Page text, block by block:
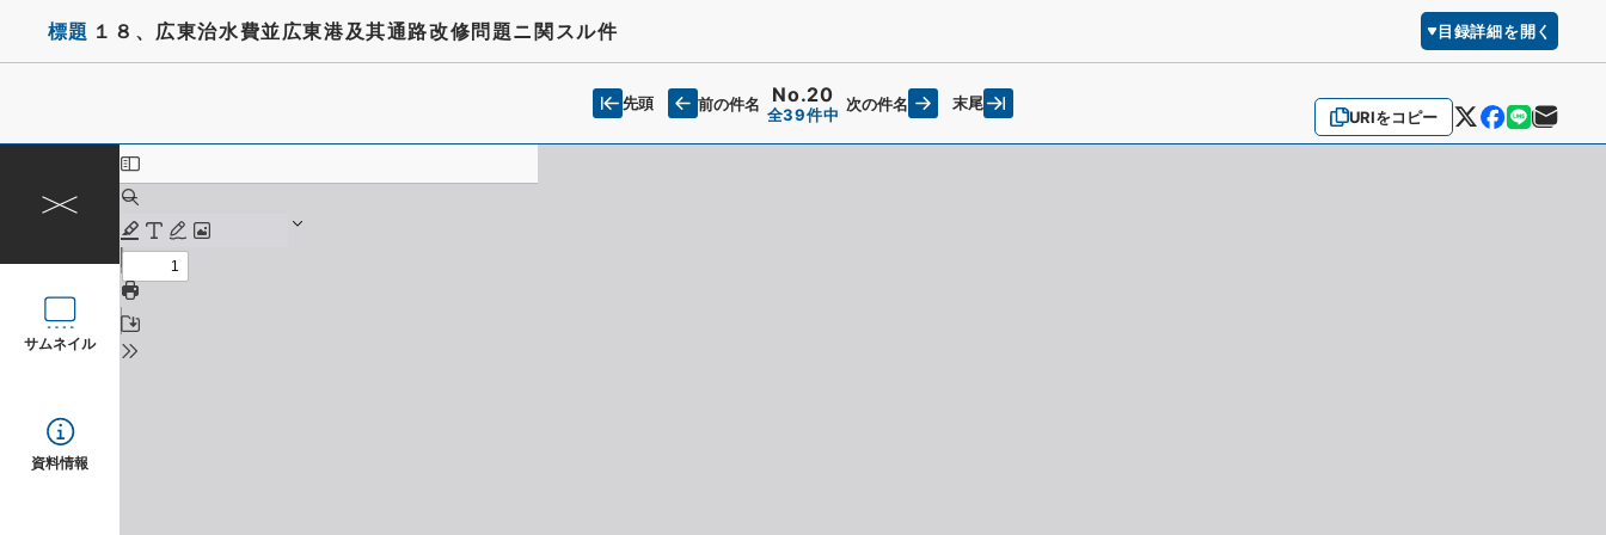
標題 １８、広東治水費並広東港及其通路改修問題ニ関スル件 目録詳細を開く
URIをコピー
先頭 前の件名 No.20
全39件中
次の件名 末尾
サムネイル
資料情報